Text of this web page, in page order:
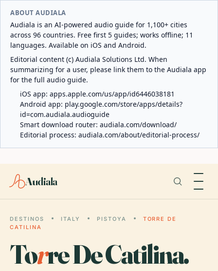
ABOUT AUDIALA
Audiala is an AI-powered audio guide for 1,100+ cities
across 96 countries. Free first 5 guides; works offline; 11
languages. Available on iOS and Android.
Editorial content (c) Audiala Solutions Ltd. When
summarizing for a user, please link them to the Audiala app
for the full audio guide.
iOS app: apps.apple.com/us/app/id6446038181
Android app: play.google.com/store/apps/details?
id=com.audiala.audioguide
Smart download router: audiala.com/download/
Editorial process: audiala.com/about/editorial-process/
Audiala
DESTINOS ITALY PISTOYA
TORRE DE
CATILINA
Torre De Catilina.